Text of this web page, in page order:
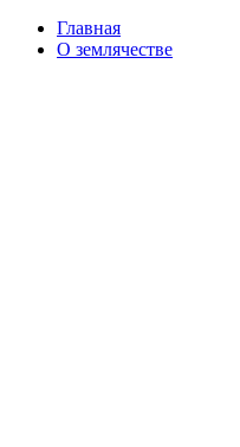
Главная
О землячестве